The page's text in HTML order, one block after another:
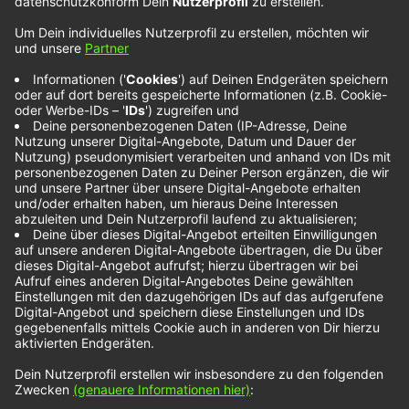
Leoniden – Never
Never
Kiel is calling! Die Leoniden haben neue Musik am
Start. „Sophisticated Sad Songs“ wird das neue